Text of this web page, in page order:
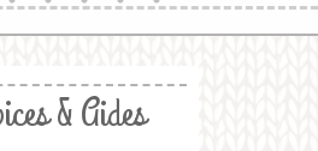
& Aides